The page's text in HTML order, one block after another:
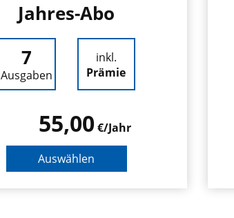
Jahres-Abo
7
Ausgaben
inkl.
Prämie
55,00€/Jahr
Auswählen